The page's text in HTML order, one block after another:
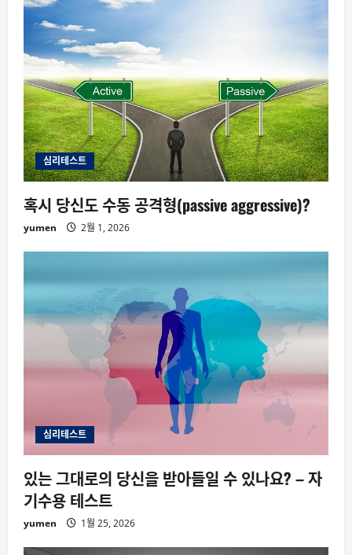
심리테스트
혹시 당신도 수동 공격형(passive aggressive)?
yumen 2월 1, 2026
심리테스트
있는 그대로의 당신을 받아들일 수 있나요? – 자
기수용 테스트
yumen 1월 25, 2026